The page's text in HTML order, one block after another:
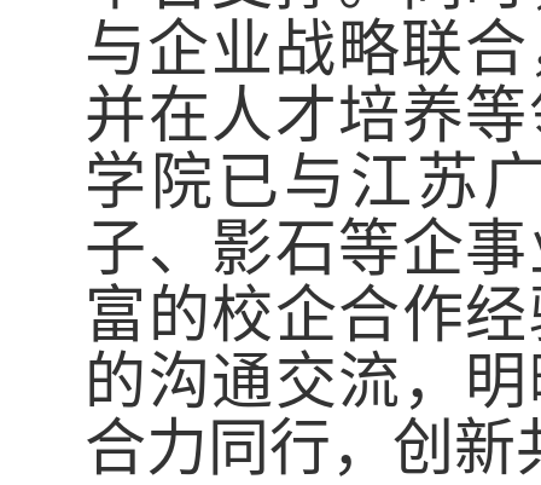
与企业战略联
并在人才培养
学院已与江苏
子、影石等企
富的校企合作
的沟通交流，
合力同行，创新